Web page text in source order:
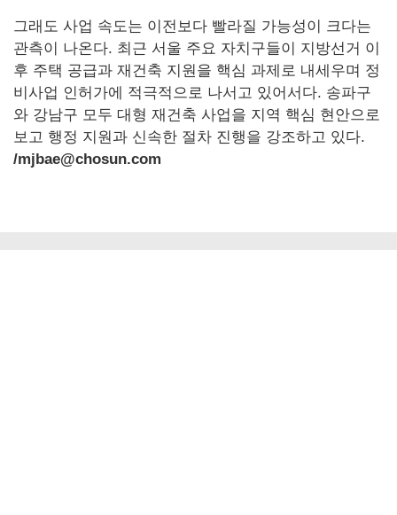
그래도 사업 속도는 이전보다 빨라질 가능성이 크다는
관측이 나온다. 최근 서울 주요 자치구들이 지방선거 이
후 주택 공급과 재건축 지원을 핵심 과제로 내세우며 정
비사업 인허가에 적극적으로 나서고 있어서다. 송파구
와 강남구 모두 대형 재건축 사업을 지역 핵심 현안으로
보고 행정 지원과 신속한 절차 진행을 강조하고 있다.
/mjbae@chosun.com